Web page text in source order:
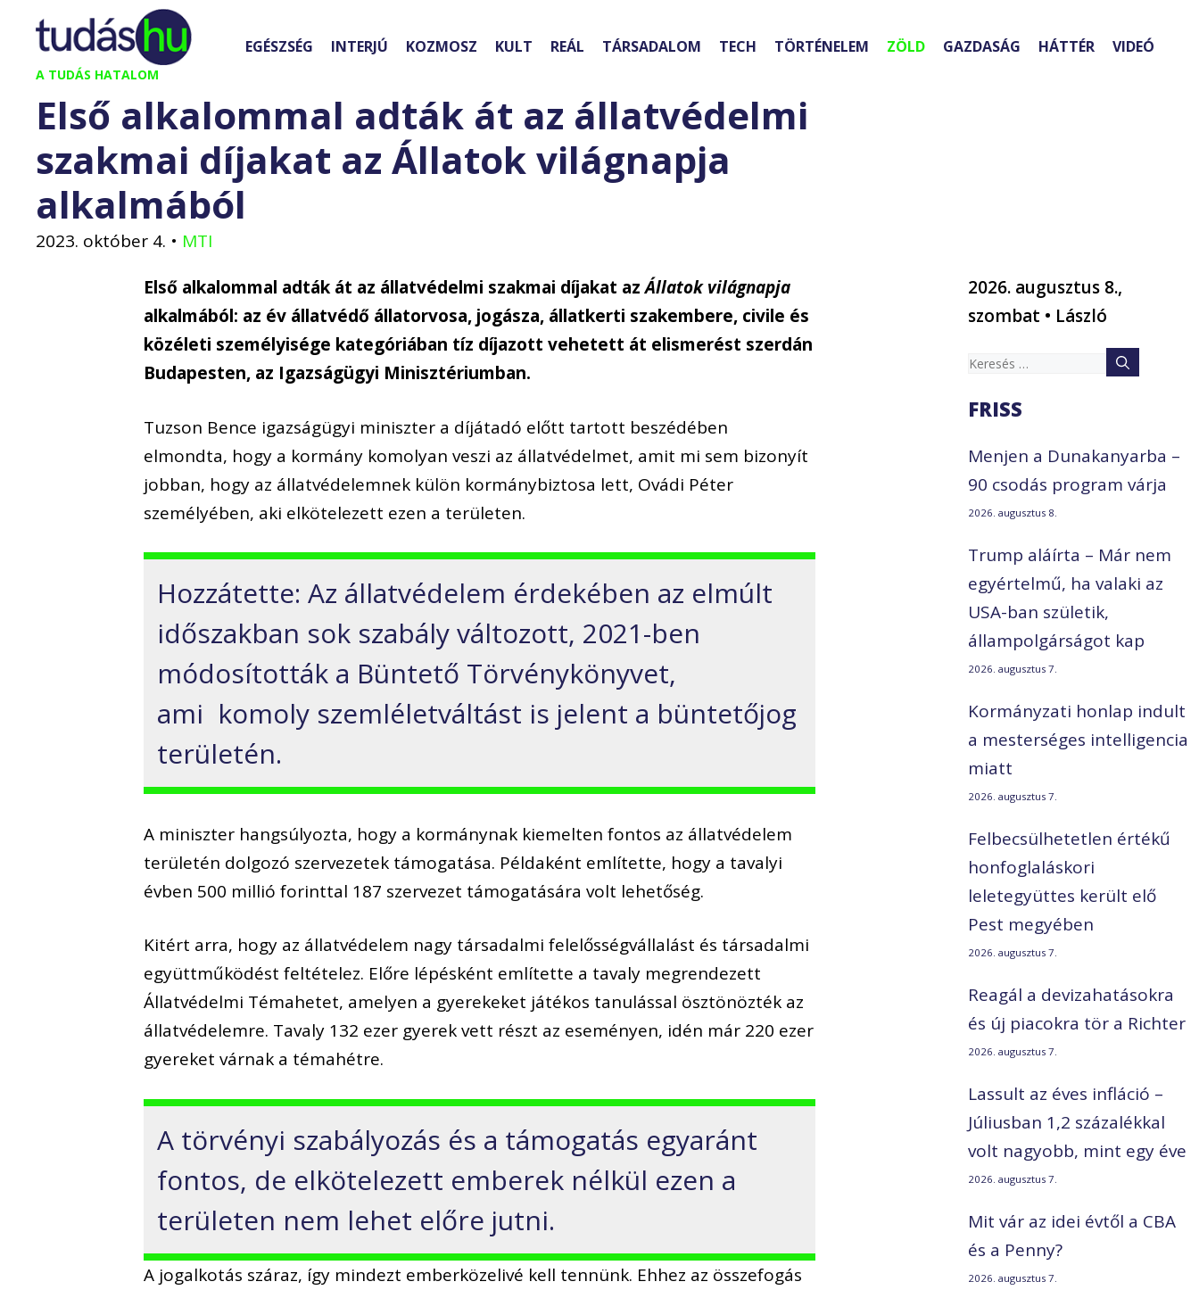
Kilépés
tartalomba
A TUDÁS HATALOM
EGÉSZSÉG INTERJÚ KOZMOSZ KULT REÁL TÁRSADALOM TECH TÖRTÉNELEM ZÖLD GAZDASÁG HÁTTÉR VIDEÓ
Első alkalommal adták át az állatvédelmi
szakmai díjakat az Állatok világnapja
alkalmából
2023. október 4. • MTI
Első alkalommal adták át az állatvédelmi szakmai díjakat azÁllatok világnapja
alkalmából: az év állatvédő állatorvosa, jogásza, állatkerti szakembere, civile és
közéleti személyisége kategóriában tíz díjazott vehetett át elismerést szerdán
Budapesten, az Igazságügyi Minisztériumban.
Tuzson Bence igazságügyi miniszter a díjátadó előtt tartott beszédében
elmondta, hogy a kormány komolyan veszi az állatvédelmet, amit mi sem bizonyít
jobban, hogy az állatvédelemnek külön kormánybiztosa lett, Ovádi Péter
személyében, aki elkötelezett ezen a területen.
Hozzátette: Az állatvédelem érdekében az elmúlt
időszakban sok szabály változott, 2021-ben
módosították a Büntető Törvénykönyvet,
ami komoly szemléletváltást is jelent a büntetőjog
területén.
A miniszter hangsúlyozta, hogy a kormánynak kiemelten fontos az állatvédelem
területén dolgozó szervezetek támogatása. Példaként említette, hogy a tavalyi
évben 500 millió forinttal 187 szervezet támogatására volt lehetőség.
Kitért arra, hogy az állatvédelem nagy társadalmi felelősségvállalást és társadalmi
együttműködést feltételez. Előre lépésként említette a tavaly megrendezett
Állatvédelmi Témahetet, amelyen a gyerekeket játékos tanulással ösztönözték az
állatvédelemre. Tavaly 132 ezer gyerek vett részt az eseményen, idén már 220 ezer
gyereket várnak a témahétre.
A törvényi szabályozás és a támogatás egyaránt
fontos, de elkötelezett emberek nélkül ezen a
területen nem lehet előre jutni.
A jogalkotás száraz, így mindezt emberközelivé kell tennünk. Ehhez az összefogás
2026. augusztus 8.,
szombat • László
Keresés:
FRISS
Menjen a Dunakanyarba –
90 csodás program várja
2026. augusztus 8.
Trump aláírta – Már nem
egyértelmű, ha valaki az
USA-ban születik,
állampolgárságot kap
2026. augusztus 7.
Kormányzati honlap indult
a mesterséges intelligencia
miatt
2026. augusztus 7.
Felbecsülhetetlen értékű
honfoglaláskori
leletegyüttes került elő
Pest megyében
2026. augusztus 7.
Reagál a devizahatásokra
és új piacokra tör a Richter
2026. augusztus 7.
Lassult az éves infláció –
Júliusban 1,2 százalékkal
volt nagyobb, mint egy éve
2026. augusztus 7.
Mit vár az idei évtől a CBA
és a Penny?
2026. augusztus 7.